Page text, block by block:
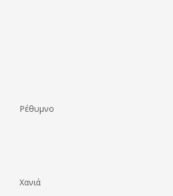
Ρέθυμνο
Χανιά